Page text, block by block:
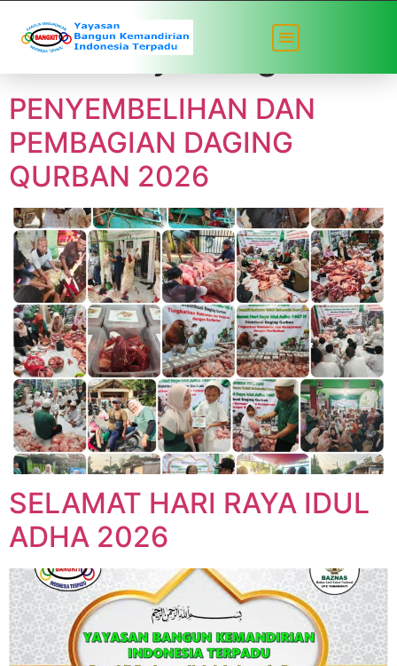
Author:yabangkit
PENYEMBELIHAN DAN
PEMBAGIAN DAGING
QURBAN 2026
SELAMAT HARI RAYA IDUL
ADHA 2026